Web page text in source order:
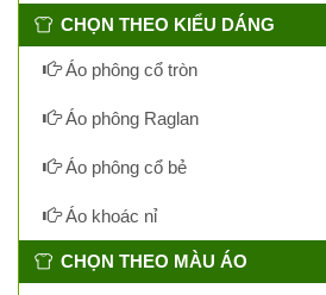
CHỌN THEO KIỂU DÁNG
Áo phông cổ tròn
Áo phông Raglan
Áo phông cổ bẻ
Áo khoác nỉ
CHỌN THEO MÀU ÁO